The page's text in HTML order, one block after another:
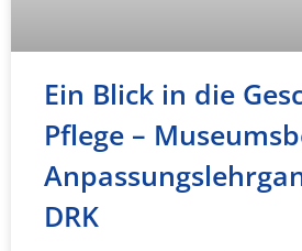
Ein Blick in die
Pflege –
DRK